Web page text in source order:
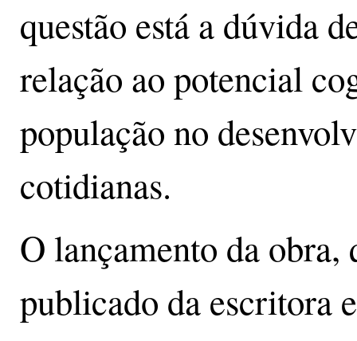
questão está a dúvida
relação ao potencial
população no
cotidianas.
O lançamento da
publicado da escritora